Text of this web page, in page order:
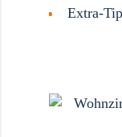
Extra-